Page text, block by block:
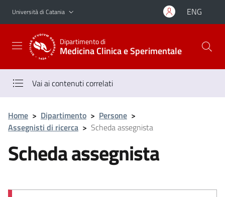
Vai al contenuto principale
Vai al menu di navigazione
Università di Catania ENG
Dipartimento di
Medicina Clinica e Sperimentale
Vai ai contenuti correlati
Home > Dipartimento > Persone >
Assegnisti di ricerca > Scheda assegnista
Scheda assegnista